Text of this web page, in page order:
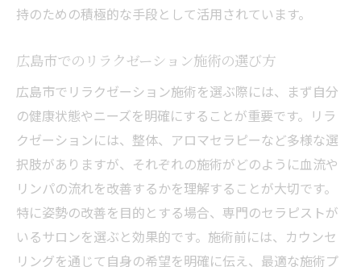
持のための積極的な手段として活用されています。
広島市でのリラクゼーション施術の選び方
広島市でリラクゼーション施術を選ぶ際には、まず自分
の健康状態やニーズを明確にすることが重要です。リラ
クゼーションには、整体、アロマセラピーなど多様な選
択肢がありますが、それぞれの施術がどのように血流や
リンパの流れを改善するかを理解することが大切です。
特に姿勢の改善を目的とする場合、専門のセラピストが
いるサロンを選ぶと効果的です。施術前には、カウンセ
リングを通じて自身の希望を明確に伝え、最適な施術プ